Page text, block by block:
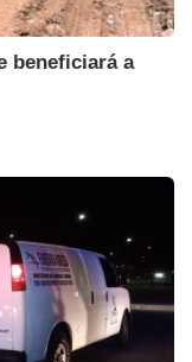
beneficiará a